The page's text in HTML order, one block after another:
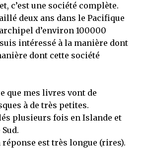
c’est une société complète.
deux ans dans le Pacifique
d’environ 100000
intéressé à la manière dont
dont cette société
que mes livres vont de
à de très petites.
plusieurs fois en Islande et
réponse est très longue (rires).